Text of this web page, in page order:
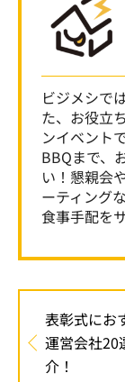
ビジメシで
た、お役立
ンイベント
BBQまで、
い！懇親会
ーティング
食事手配を
表彰式にお
運営会社20
介！